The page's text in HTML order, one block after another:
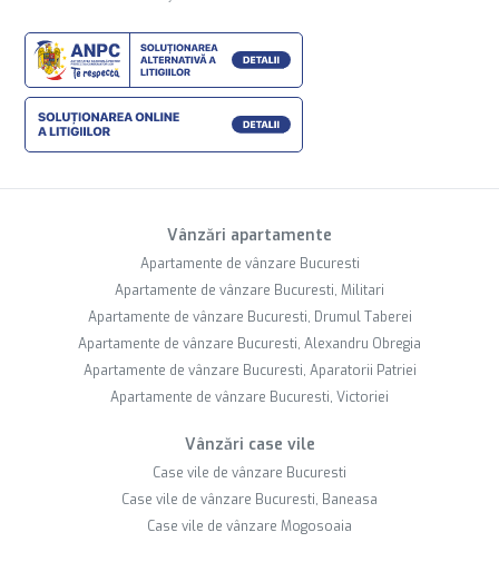
Vânzări apartamente
Apartamente de vânzare Bucuresti
Apartamente de vânzare Bucuresti, Militari
Apartamente de vânzare Bucuresti, Drumul Taberei
Apartamente de vânzare Bucuresti, Alexandru Obregia
Apartamente de vânzare Bucuresti, Aparatorii Patriei
Apartamente de vânzare Bucuresti, Victoriei
Vânzări case vile
Case vile de vânzare Bucuresti
Case vile de vânzare Bucuresti, Baneasa
Case vile de vânzare Mogosoaia